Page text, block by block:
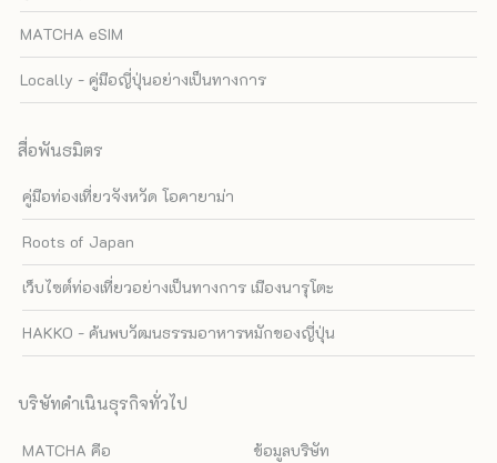
MATCHA eSIM
Locally - คู่มือญี่ปุ่นอย่างเป็นทางการ
สื่อพันธมิตร
คู่มือท่องเที่ยวจังหวัด โอคายาม่า
Roots of Japan
เว็บไซต์ท่องเที่ยวอย่างเป็นทางการ เมืองนารุโตะ
HAKKO - ค้นพบวัฒนธรรมอาหารหมักของญี่ปุ่น
บริษัทดำเนินธุรกิจทั่วไป
MATCHA คือ ข้อมูลบริษัท